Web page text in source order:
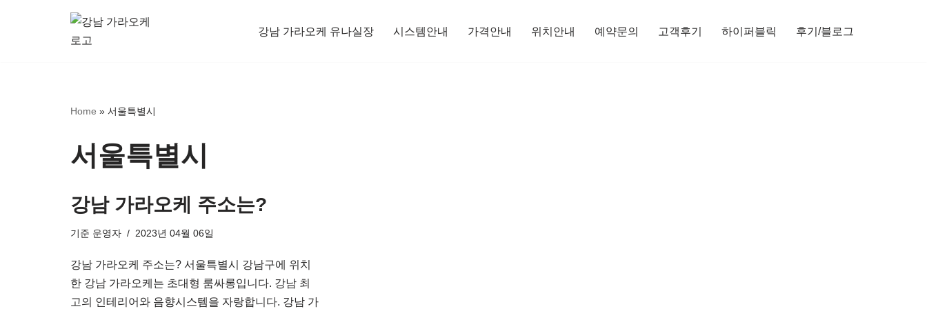
강남 가라오케 유나실장 시스템안내 가격안내 위치안내 예약문의 고객후기 하이퍼블릭 후기/블로그
Home » 서울특별시
서울특별시
강남 가라오케 주소는?
기준 운영자 2023년 04월 06일
강남 가라오케 주소는? 서울특별시 강남구에 위치
한 강남 가라오케는 초대형 룸싸롱입니다. 강남 최
고의 인테리어와 음향시스템을 자랑합니다. 강남 가